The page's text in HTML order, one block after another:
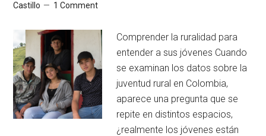
Castillo
1 Comment
Comprender la ruralidad para
entender a sus jóvenes Cuando
se examinan los datos sobre la
juventud rural en Colombia,
aparece una pregunta que se
repite en distintos espacios,
¿realmente los jóvenes están